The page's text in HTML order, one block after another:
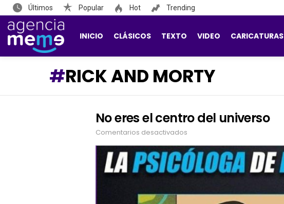
Últimos Popular Hot Trending
INICIO CLÁSICOS TEXTO VIDEO CARICATURAS
RICK AND MORTY
LATEST
STORIES
No eres el centro del universo
Comentarios desactivados
eres
el
centro
del